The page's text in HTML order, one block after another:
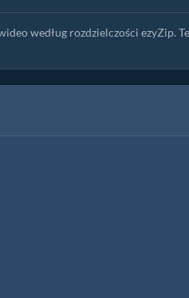
według rozdzielczości ezyZip.